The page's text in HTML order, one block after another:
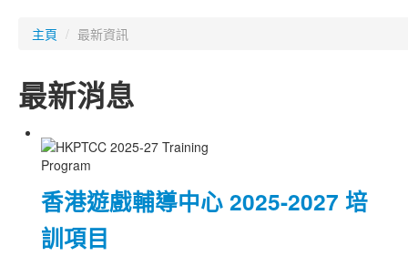
主頁 / 最新資訊
最新消息
香港遊戲輔導中心 2025-2027 培
訓項目